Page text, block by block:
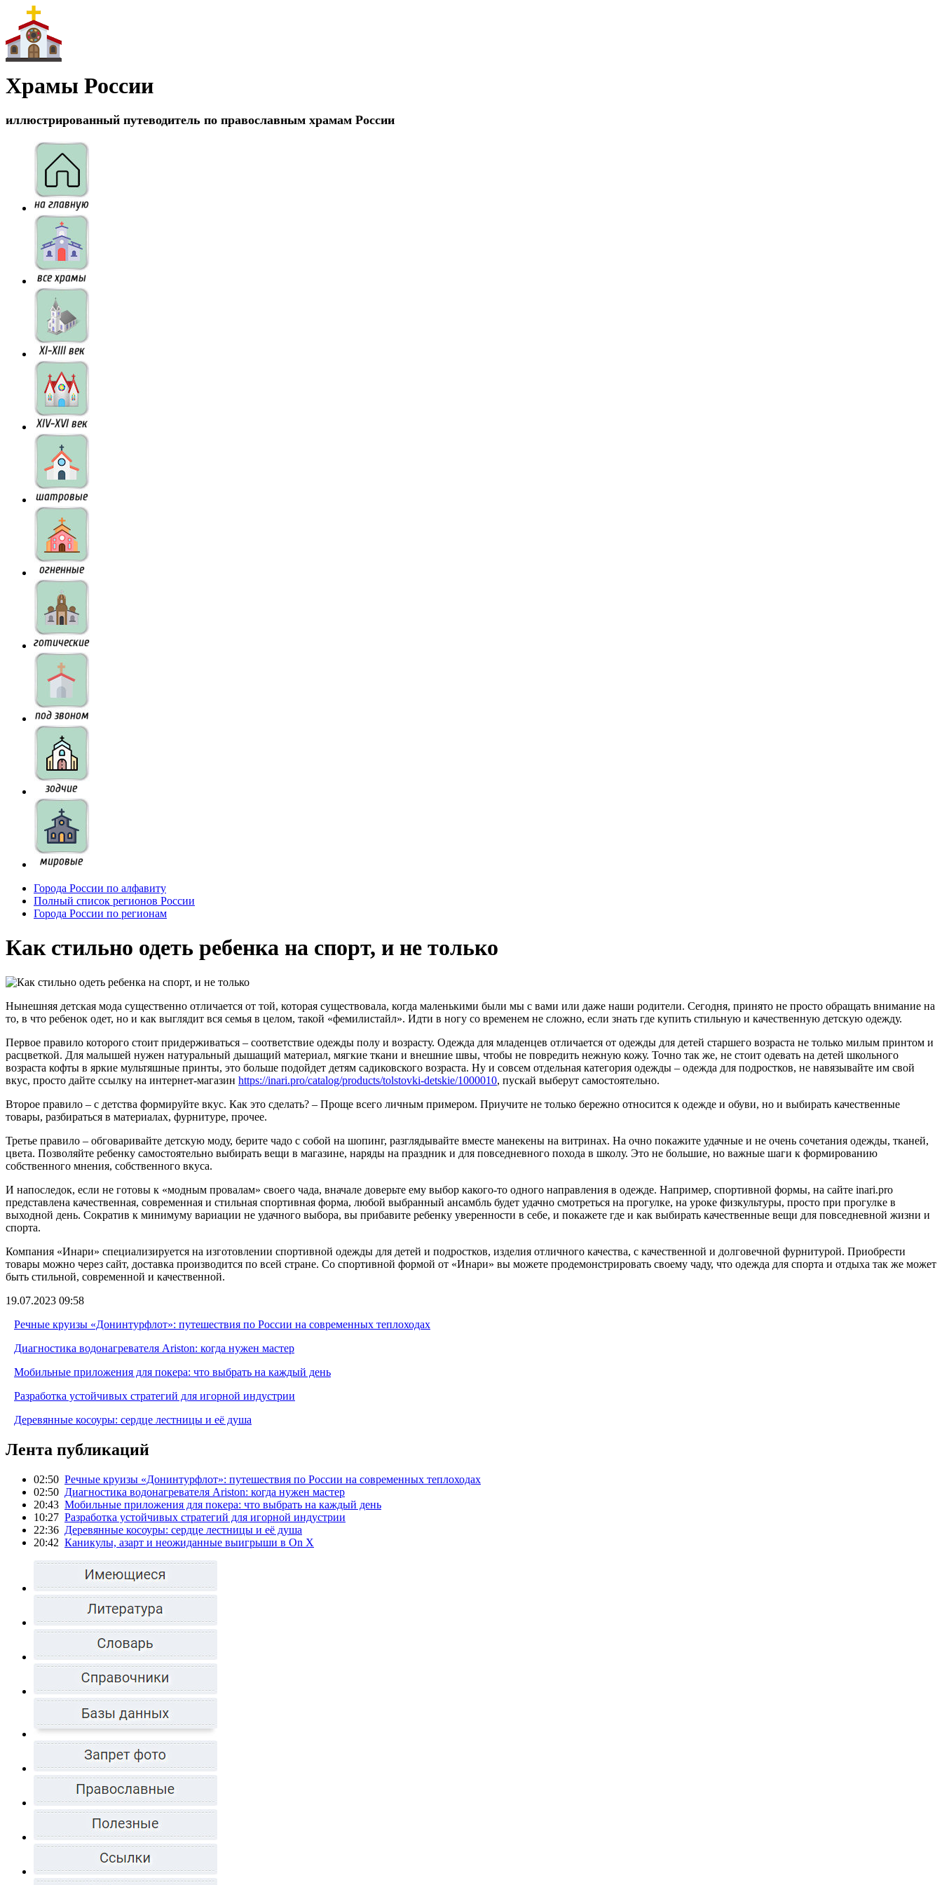
Храмы России
иллюстрированный путеводитель по православным храмам России
Города России по алфавиту
Полный список регионов России
Города России по регионам
Как стильно одеть ребенка на спорт, и не только
Нынешняя детская мода существенно отличается от той, которая существовала, когда маленькими были мы с вами или даже наши родители. Сегодня, принято не просто обращать внимание на
то, в что ребенок одет, но и как выглядит вся семья в целом, такой «фемилистайл». Идти в ногу со временем не сложно, если знать где купить стильную и качественную детскую одежду.
Первое правило которого стоит придерживаться – соответствие одежды полу и возрасту. Одежда для младенцев отличается от одежды для детей старшего возраста не только милым принтом и
расцветкой. Для малышей нужен натуральный дышащий материал, мягкие ткани и внешние швы, чтобы не повредить нежную кожу. Точно так же, не стоит одевать на детей школьного
возраста кофты в яркие мультяшные принты, это больше подойдет детям садиковского возраста. Ну и совсем отдельная категория одежды – одежда для подростков, не навязывайте им свой
вкус, просто дайте ссылку на интернет-магазин https://inari.pro/catalog/products/tolstovki-detskie/1000010, пускай выберут самостоятельно.
Второе правило – с детства формируйте вкус. Как это сделать? – Проще всего личным примером. Приучите не только бережно относится к одежде и обуви, но и выбирать качественные
товары, разбираться в материалах, фурнитуре, прочее.
Третье правило – обговаривайте детскую моду, берите чадо с собой на шопинг, разглядывайте вместе манекены на витринах. На очно покажите удачные и не очень сочетания одежды, тканей,
цвета. Позволяйте ребенку самостоятельно выбирать вещи в магазине, наряды на праздник и для повседневного похода в школу. Это не большие, но важные шаги к формированию
собственного мнения, собственного вкуса.
И напоследок, если не готовы к «модным провалам» своего чада, вначале доверьте ему выбор какого-то одного направления в одежде. Например, спортивной формы, на сайте inari.pro
представлена качественная, современная и стильная спортивная форма, любой выбранный ансамбль будет удачно смотреться на прогулке, на уроке физкультуры, просто при прогулке в
выходной день. Сократив к минимуму вариации не удачного выбора, вы прибавите ребенку уверенности в себе, и покажете где и как выбирать качественные вещи для повседневной жизни и
спорта.
Компания «Инари» специализируется на изготовлении спортивной одежды для детей и подростков, изделия отличного качества, с качественной и долговечной фурнитурой. Приобрести
товары можно через сайт, доставка производится по всей стране. Со спортивной формой от «Инари» вы можете продемонстрировать своему чаду, что одежда для спорта и отдыха так же может
быть стильной, современной и качественной.
19.07.2023 09:58
Речные круизы «Донинтурфлот»: путешествия по России на современных теплоходах
Диагностика водонагревателя Ariston: когда нужен мастер
Мобильные приложения для покера: что выбрать на каждый день
Разработка устойчивых стратегий для игорной индустрии
Деревянные косоуры: сердце лестницы и её душа
Лента публикаций
02:50 Речные круизы «Донинтурфлот»: путешествия по России на современных теплоходах
02:50 Диагностика водонагревателя Ariston: когда нужен мастер
20:43 Мобильные приложения для покера: что выбрать на каждый день
10:27 Разработка устойчивых стратегий для игорной индустрии
22:36 Деревянные косоуры: сердце лестницы и её душа
20:42 Каникулы, азарт и неожиданные выигрыши в On X